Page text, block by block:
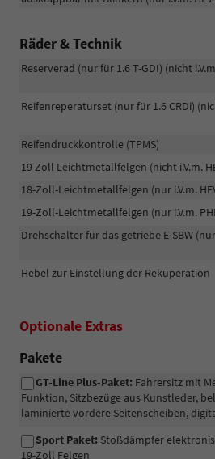
Räder & Technik
Reserverad (nur für 1.6 T-GDI) (nicht
Reifenreperaturset (nur für 1.6 CRDi)
Reifendruckkontrolle (TPMS)
19 Zoll Leichtmetallfelgen (nicht i.V.m.
18-Zoll-Leichtmetallfelgen (nur i.V.m.
19-Zoll-Leichtmetallfelgen (nur i.V.m.
Drehschalter für das getriebe E-SBW (nur
Hebel zur Einstellung der Rekuperation
Optionale Extras
Pakete
GT-Line Plus-Paket: Fahrersitz mit
Funktion, Sitzbezüge aus Kunstleder,
laminierte vordere Seitenscheiben,
Sport Paket: Stoßdämpfer
19-Zoll Felgen